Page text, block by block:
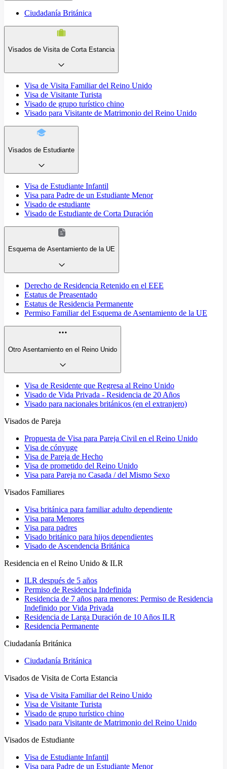
Ciudadanía Británica
Visados de Visita de Corta Estancia
Visa de Visita Familiar del Reino Unido
Visa de Visitante Turista
Visado de grupo turístico chino
Visado para Visitante de Matrimonio del Reino Unido
Visados de Estudiante
Visa de Estudiante Infantil
Visa para Padre de un Estudiante Menor
Visado de estudiante
Visado de Estudiante de Corta Duración
Esquema de Asentamiento de la UE
Derecho de Residencia Retenido en el EEE
Estatus de Preasentado
Estatus de Residencia Permanente
Permiso Familiar del Esquema de Asentamiento de la UE
Otro Asentamiento en el Reino Unido
Visa de Residente que Regresa al Reino Unido
Visado de Vida Privada - Residencia de 20 Años
Visado para nacionales británicos (en el extranjero)
Visados de Pareja
Propuesta de Visa para Pareja Civil en el Reino Unido
Visa de cónyuge
Visa de Pareja de Hecho
Visa de prometido del Reino Unido
Visa para Pareja no Casada / del Mismo Sexo
Visados Familiares
Visa británica para familiar adulto dependiente
Visa para Menores
Visa para padres
Visado británico para hijos dependientes
Visado de Ascendencia Británica
Residencia en el Reino Unido & ILR
ILR después de 5 años
Permiso de Residencia Indefinida
Residencia de 7 años para menores: Permiso de Residencia
Indefinido por Vida Privada
Residencia de Larga Duración de 10 Años ILR
Residencia Permanente
Ciudadanía Británica
Ciudadanía Británica
Visados de Visita de Corta Estancia
Visa de Visita Familiar del Reino Unido
Visa de Visitante Turista
Visado de grupo turístico chino
Visado para Visitante de Matrimonio del Reino Unido
Visados de Estudiante
Visa de Estudiante Infantil
Visa para Padre de un Estudiante Menor